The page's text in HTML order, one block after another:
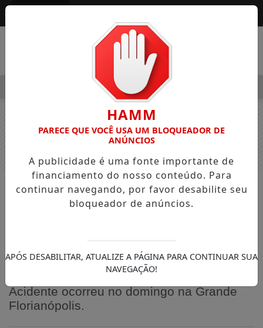
OSVALDO PEDRO DOS SANTOS, O “NEGUINHO DA
NOTÍCIAS GERAL
Casal que nasceu no mesmo dia
Nicolly Morais de Melo e Gregory Mayllon
haviam se conhecido recentemente.
Acidente ocorreu no domingo na Grande
Florianópolis.
HAMM
PARECE QUE VOCÊ USA UM BLOQUEADOR DE
ANÚNCIOS
A publicidade é uma fonte importante de
financiamento do nosso conteúdo. Para
continuar navegando, por favor desabilite seu
bloqueador de anúncios.
APÓS DESABILITAR, ATUALIZE A PÁGINA PARA CONTINUAR SUA
NAVEGAÇÃO!